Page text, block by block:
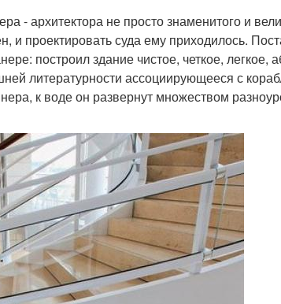
- архитектора не просто знаменитого и
и проектировать суда ему приходилось.
построил здание чистое, четкое, легкое,
литературности ассоциирующееся с
к воде он развернут множеством